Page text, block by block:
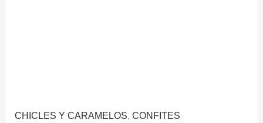
CHICLES Y CARAMELOS, CONFITES